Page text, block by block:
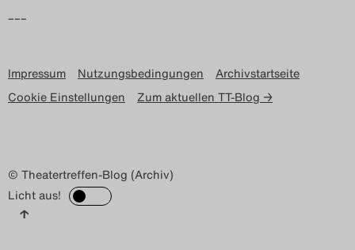
–––
Impressum Nutzungsbedingungen
Archivstartseite
Cookie Einstellungen
Zum aktuellen TT-Blog →
© Theatertreffen-Blog (Archiv)
Licht aus!
↑